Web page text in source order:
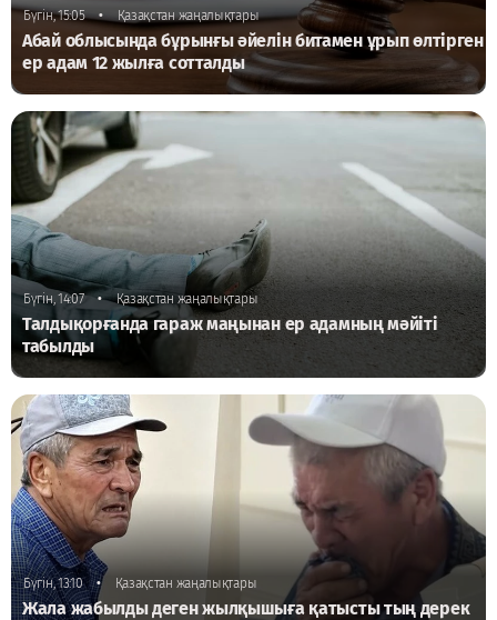
Бүгін, 15:05 • Қазақстан жаңалықтары
Абай облысында бұрынғы әйелін битамен ұрып өлтірген
ер адам 12 жылға сотталды
Бүгін, 14:07 • Қазақстан жаңалықтары
Талдықорғанда гараж маңынан ер адамның мәйіті
табылды
Бүгін, 13:10 • Қазақстан жаңалықтары
Жала жабылды деген жылқышыға қатысты тың дерек